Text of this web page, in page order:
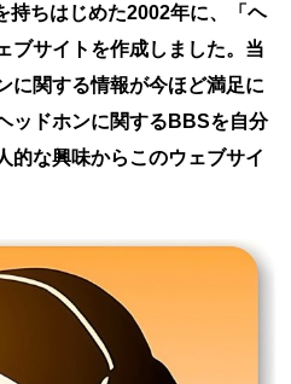
持ちはじめた2002年に、「ヘ
ブサイトを作成しました。当
に関する情報が今ほど満足に
ッドホンに関するBBSを自分
的な興味からこのウェブサイ